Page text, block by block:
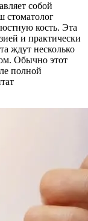
собой
стоматолог
кость. Эта
и практически
ждут несколько
Обычно этот
полной